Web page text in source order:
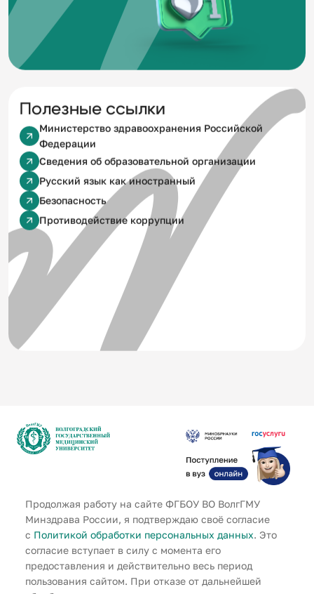
Продолжая работу на сайте ФГБОУ ВО ВолгГМУ
Минздрава России, я подтверждаю своё согласие
с Политикой обработки персональных данных. Это
согласие вступает в силу с момента его
предоставления и действительно весь период
пользования сайтом. При отказе от дальнейшей
Полезные ссылки
Министерство здравоохранения Российской
Федерации
Сведения об образовательной организации
Русский язык как иностранный
Безопасность
Противодействие коррупции
Адрес
г. Волгоград, площадь Павших
Борцов, зд. 1
Телефон
Электронная почта